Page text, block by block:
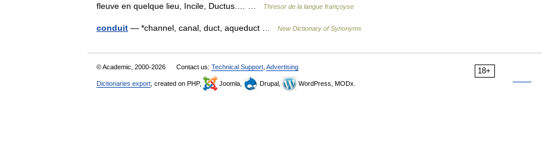
fleuve en quelque lieu, Incile, Ductus.… …
Thresor de la langue françoyse
conduit — *channel, canal, duct, aqueduct … New Dictionary of Synonyms
18+
© Academic, 2000-2026 Contact us: Technical Support Advertising
Dictionaries export , created on PHP, Joomla, Drupal, WordPress, MODx.